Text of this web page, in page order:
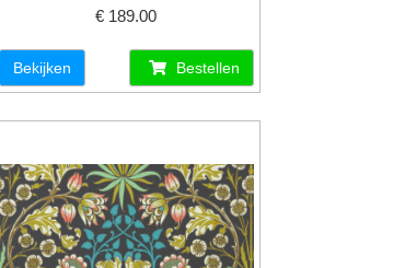
€ 189.00
Bekijken Bestellen